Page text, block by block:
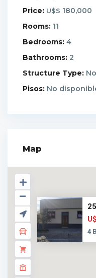
Price: U$S 180,000
Rooms: 11
Bedrooms: 4
Bathrooms: 2
Structure Type:
Pisos: No
Map
4